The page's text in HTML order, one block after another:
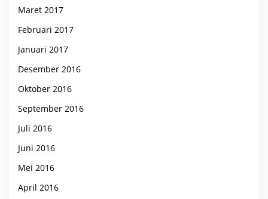
Maret 2017
Februari 2017
Januari 2017
Desember 2016
Oktober 2016
September 2016
Juli 2016
Juni 2016
Mei 2016
April 2016